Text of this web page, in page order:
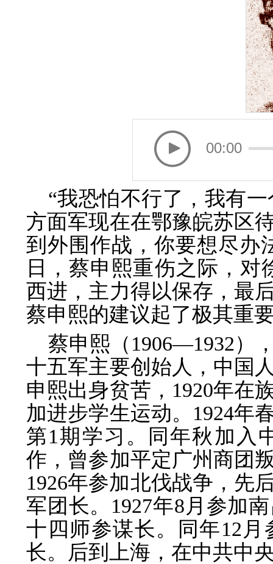
00:00
“我恐怕不行了，我有
方面军现在在鄂豫皖苏区
到外围作战，你要想尽办
日，蔡申熙重伤之际，
西进，主力得以保存，最
蔡申熙的建议起了极其重
蔡申熙（1906—1932）
十五军主要创始人，中国
申熙出身贫苦，1920年在
加进步学生运动。1924年
第1期学习。同年秋加入
作，曾参加平定广州商团
1926年参加北伐战争，先
军团长。1927年8月参加
十四师参谋长。同年12
长。后到上海，在中共中